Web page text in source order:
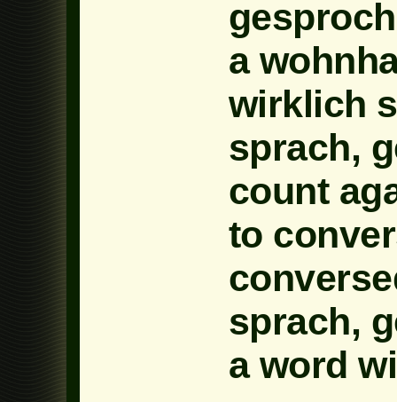
a
wirklich
sprach,
count
to
sprach,
a word